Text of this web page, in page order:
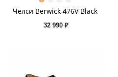
Челси Berwick 476V Black
32 990 ₽